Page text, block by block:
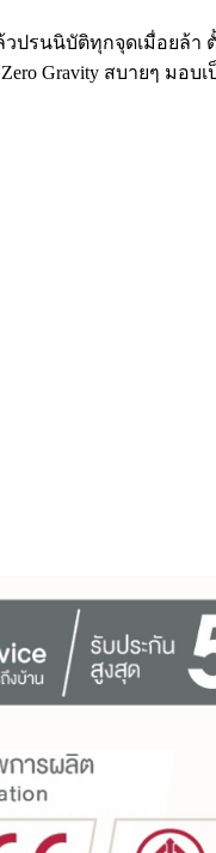
รนนิบัติทุกจุดเมื่อยล้า
Gravity สบายๆ ม